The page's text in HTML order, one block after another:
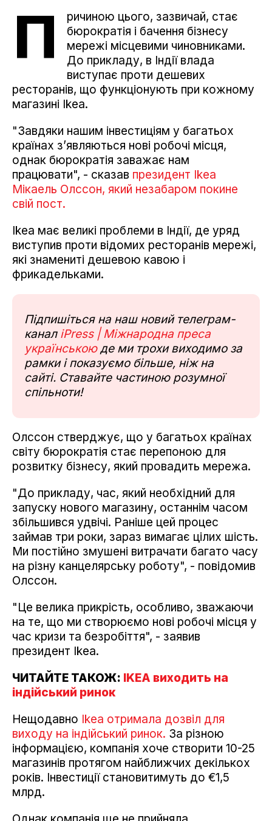
П
ричиною цього, зазвичай, стає
бюрократія і бачення бізнесу
мережі місцевими чиновниками.
До прикладу, в Індії влада
виступає проти дешевих
ресторанів, що функціонують при кожному
магазині Ikea.
"Завдяки нашим інвестиціям у багатьох
країнах з’являються нові робочі місця,
однак бюрократія заважає нам
працювати", - сказав президент Ikea
Мікаель Олссон, який незабаром покине
свій пост.
Іkea має великі проблеми в Індії, де уряд
виступив проти відомих ресторанів мережі,
які знамениті дешевою кавою і
фрикадельками.
Підпишіться на наш новий телеграм-
канал iPress | Міжнародна преса
українськоюде ми трохи виходимо за
рамки і показуємо більше, ніж на
сайті. Ставайте частиною розумної
спільноти!
Олссон стверджує, що у багатьох країнах
світу бюрократія стає перепоною для
розвитку бізнесу, який провадить мережа.
"До прикладу, час, який необхідний для
запуску нового магазину, останнім часом
збільшився удвічі. Раніше цей процес
займав три роки, зараз вимагає цілих шість.
Ми постійно змушені витрачати багато часу
на різну канцелярську роботу", - повідомив
Олссон.
"Це велика прикрість, особливо, зважаючи
на те, що ми створюємо нові робочі місця у
час кризи та безробіття", - заявив
президент Ikea.
ЧИТАЙТЕ ТАКОЖ: IKEA виходить на
індійський ринок
Нещодавно Ikea отримала дозвіл для
виходу на індійський ринок. За різною
інформацією, компанія хоче створити 10-25
магазинів протягом найближчих декількох
років. Інвестиції становитимуть до €1,5
млрд.